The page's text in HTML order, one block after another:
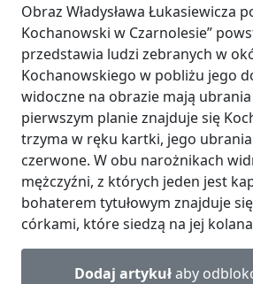
Obraz Władysława Łukasiewicza
Kochanowski w Czarnolesie”
przedstawia ludzi zebranych w
Kochanowskiego w pobliżu jego
widoczne na obrazie mają ubrania
pierwszym planie znajduje się
trzyma w ręku kartki, jego
czerwone. W obu narożnikach
mężczyźni, z których jeden jest
bohaterem tytułowym znajduje
córkami, które siedzą na jej
Dodaj artykułaby